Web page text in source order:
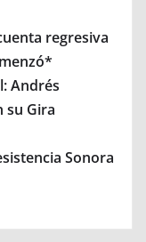
regresiva
Andrés
su Gira
Sonora